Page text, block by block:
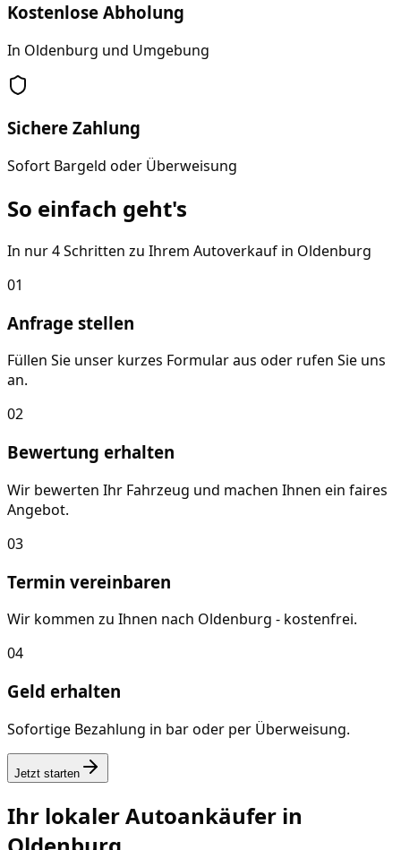
Kostenlose Abholung
In Oldenburg und Umgebung
Sichere Zahlung
Sofort Bargeld oder Überweisung
So einfach geht's
In nur 4 Schritten zu Ihrem Autoverkauf in Oldenburg
01
Anfrage stellen
Füllen Sie unser kurzes Formular aus oder rufen Sie uns
an.
02
Bewertung erhalten
Wir bewerten Ihr Fahrzeug und machen Ihnen ein faires
Angebot.
03
Termin vereinbaren
Wir kommen zu Ihnen nach Oldenburg - kostenfrei.
04
Geld erhalten
Sofortige Bezahlung in bar oder per Überweisung.
Jetzt starten
Ihr lokaler Autoankäufer in